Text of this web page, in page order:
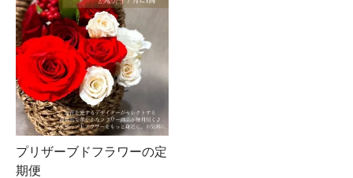
プリザーブドフラワーの定
期便